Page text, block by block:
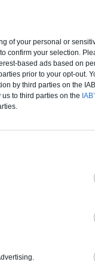
of your personal or
confirm your selection.
based ads based on
prior to your opt-out.
by third parties on the
to third parties on the